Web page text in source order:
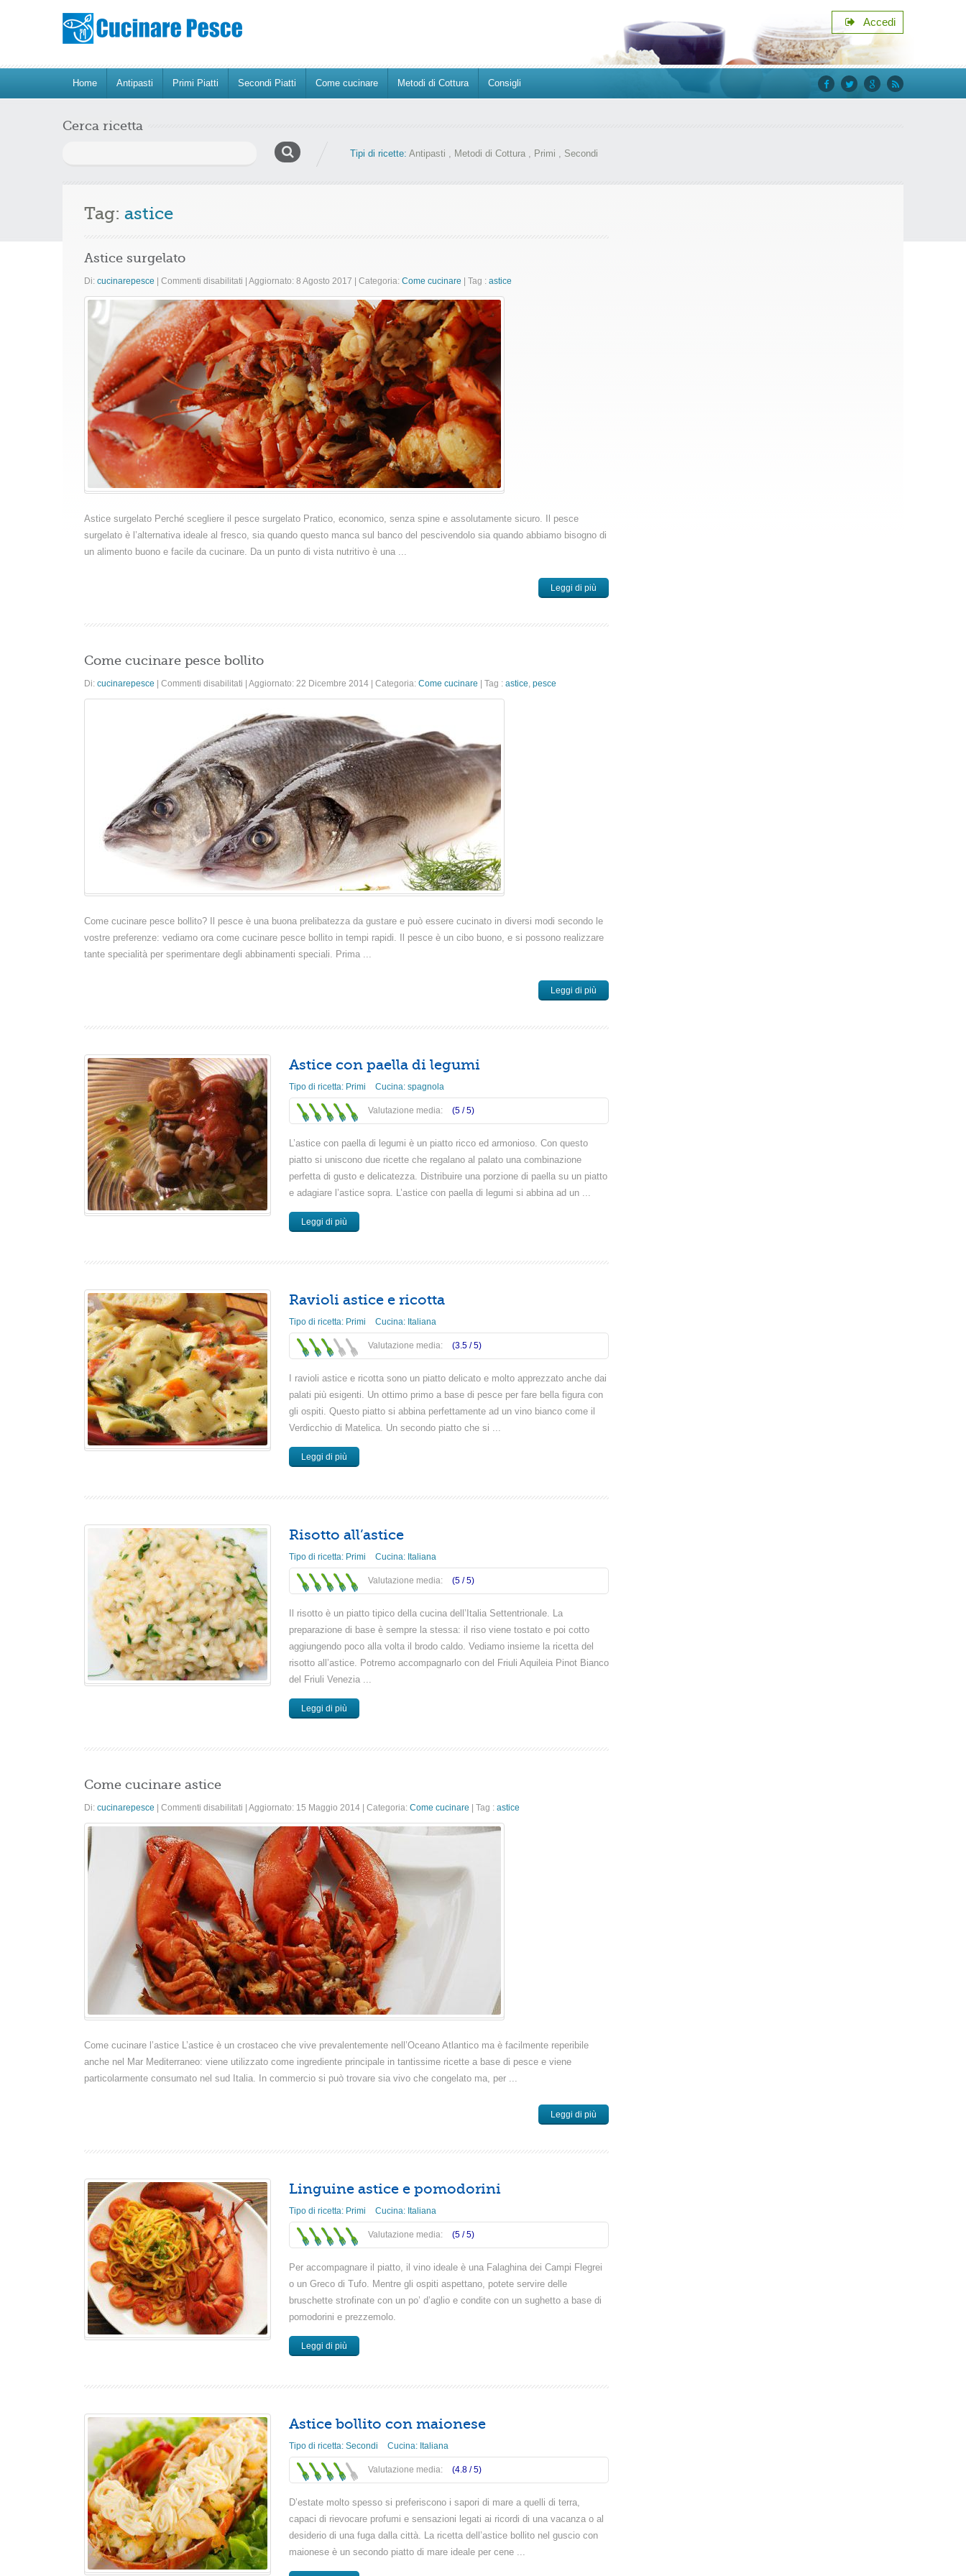
Accedi
Home Antipasti Primi Piatti Secondi Piatti Come cucinare Metodi di Cottura
Consigli
facebook
twittergoogle+
rss
Cerca ricetta
Tipi di ricette: Antipasti , Metodi di Cottura , Primi , Secondi
Tag: astice
Astice surgelato
Di: cucinarepesce Commenti disabilitati su
Astice
surgelato
Aggiornato: 8 Agosto 2017 Categoria: Come cucinare Tag : astice
Astice surgelato Perché scegliere il pesce surgelato Pratico, economico, senza spine e assolutamente sicuro. Il pesce
surgelato è l’alternativa ideale al fresco, sia quando questo manca sul banco del pescivendolo sia quando abbiamo bisogno di
un alimento buono e facile da cucinare. Da un punto di vista nutritivo è una ...
Leggi di più
Come cucinare pesce bollito
Di: cucinarepesce Commenti disabilitati su
Come
cucinare
pesce
bollito
Aggiornato: 22 Dicembre 2014 Categoria: Come cucinare Tag : astice, pesce
Come cucinare pesce bollito? Il pesce è una buona prelibatezza da gustare e può essere cucinato in diversi modi secondo le
vostre preferenze: vediamo ora come cucinare pesce bollito in tempi rapidi. Il pesce è un cibo buono, e si possono realizzare
tante specialità per sperimentare degli abbinamenti speciali. Prima ...
Leggi di più
Astice con paella di legumi
Tipo di ricetta: Primi Cucina: spagnola
Valutazione media: (5 /5)
L’astice con paella di legumi è un piatto ricco ed armonioso. Con questo
piatto si uniscono due ricette che regalano al palato una combinazione
perfetta di gusto e delicatezza. Distribuire una porzione di paella su un piatto
e adagiare l’astice sopra. L’astice con paella di legumi si abbina ad un ...
Leggi di più
Ravioli astice e ricotta
Tipo di ricetta: Primi Cucina: Italiana
Valutazione media: (3.5 /5)
I ravioli astice e ricotta sono un piatto delicato e molto apprezzato anche dai
palati più esigenti. Un ottimo primo a base di pesce per fare bella figura con
gli ospiti. Questo piatto si abbina perfettamente ad un vino bianco come il
Verdicchio di Matelica. Un secondo piatto che si ...
Leggi di più
Risotto all’astice
Tipo di ricetta: Primi Cucina: Italiana
Valutazione media: (5 /5)
Il risotto è un piatto tipico della cucina dell’Italia Settentrionale. La
preparazione di base è sempre la stessa: il riso viene tostato e poi cotto
aggiungendo poco alla volta il brodo caldo. Vediamo insieme la ricetta del
risotto all’astice. Potremo accompagnarlo con del Friuli Aquileia Pinot Bianco
del Friuli Venezia ...
Leggi di più
Come cucinare astice
Di: cucinarepesce Commenti disabilitati su
Come
cucinare
astice
Aggiornato: 15 Maggio 2014 Categoria: Come cucinare Tag : astice
Come cucinare l’astice L’astice è un crostaceo che vive prevalentemente nell’Oceano Atlantico ma è facilmente reperibile
anche nel Mar Mediterraneo: viene utilizzato come ingrediente principale in tantissime ricette a base di pesce e viene
particolarmente consumato nel sud Italia. In commercio si può trovare sia vivo che congelato ma, per ...
Leggi di più
Linguine astice e pomodorini
Tipo di ricetta: Primi Cucina: Italiana
Valutazione media: (5 /5)
Per accompagnare il piatto, il vino ideale è una Falaghina dei Campi Flegrei
o un Greco di Tufo. Mentre gli ospiti aspettano, potete servire delle
bruschette strofinate con un po’ d’aglio e condite con un sughetto a base di
pomodorini e prezzemolo.
Leggi di più
Astice bollito con maionese
Tipo di ricetta: Secondi Cucina: Italiana
Valutazione media: (4.8 /5)
D’estate molto spesso si preferiscono i sapori di mare a quelli di terra,
capaci di rievocare profumi e sensazioni legati ai ricordi di una vacanza o al
desiderio di una fuga dalla città. La ricetta dell’astice bollito nel guscio con
maionese è un secondo piatto di mare ideale per cene ...